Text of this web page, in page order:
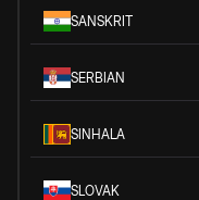
SANSKRIT
SERBIAN
SINHALA
SLOVAK